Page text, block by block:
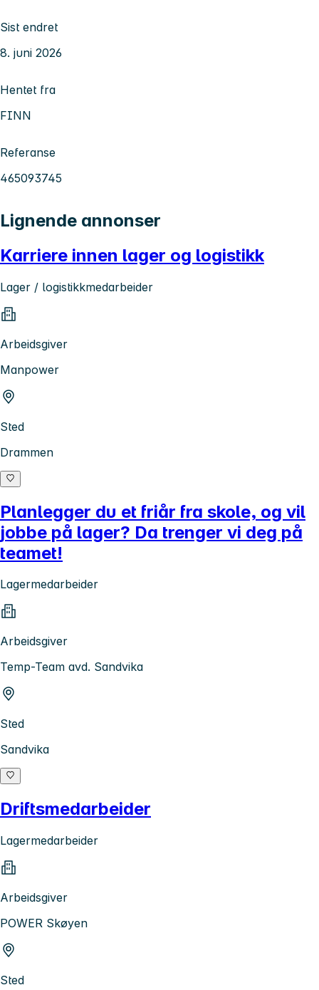
Sist endret
8. juni 2026
Hentet fra
FINN
Referanse
465093745
Lignende annonser
Karriere innen lager og logistikk
Lager / logistikkmedarbeider
Arbeidsgiver
Manpower
Sted
Drammen
Planlegger du et friår fra skole, og vil
jobbe på lager? Da trenger vi deg på
teamet!
Lagermedarbeider
Arbeidsgiver
Temp-Team avd. Sandvika
Sted
Sandvika
Driftsmedarbeider
Lagermedarbeider
Arbeidsgiver
POWER Skøyen
Sted